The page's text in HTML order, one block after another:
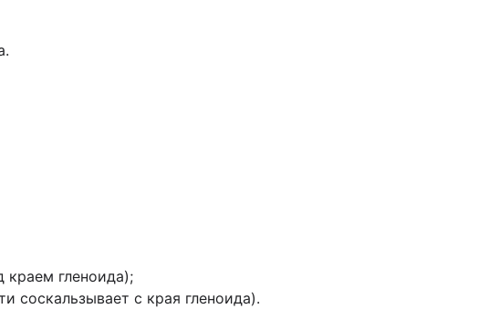
краем гленоида);
соскальзывает с края гленоида).